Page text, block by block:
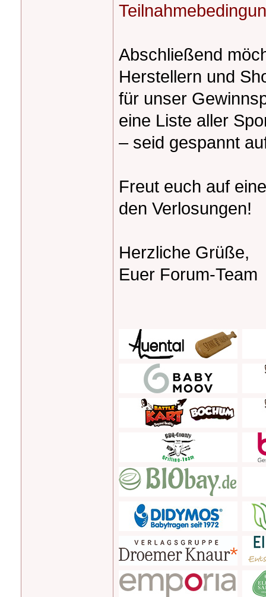
Abschließend
Herstellern und
für unser
eine Liste aller
– seid gespannt
Freut euch auf
den Verlosungen!
Herzliche Grüße,
Euer Forum-Team